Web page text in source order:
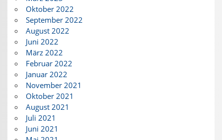
Oktober 2022
September 2022
August 2022
Juni 2022
März 2022
Februar 2022
Januar 2022
November 2021
Oktober 2021
August 2021
Juli 2021
Juni 2021